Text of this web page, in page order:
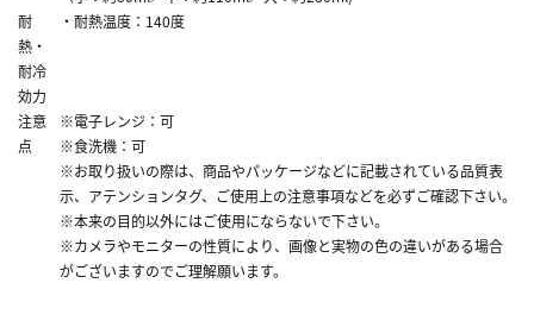
耐
熱・
耐冷
効力
・耐熱温度：140度
注意
点
※電子レンジ：可
※食洗機：可
※お取り扱いの際は、商品やパッケージなどに記載されている品質表
示、アテンションタグ、ご使用上の注意事項などを必ずご確認下さい。
※本来の目的以外にはご使用にならないで下さい。
※カメラやモニターの性質により、画像と実物の色の違いがある場合
がございますのでご理解願います。